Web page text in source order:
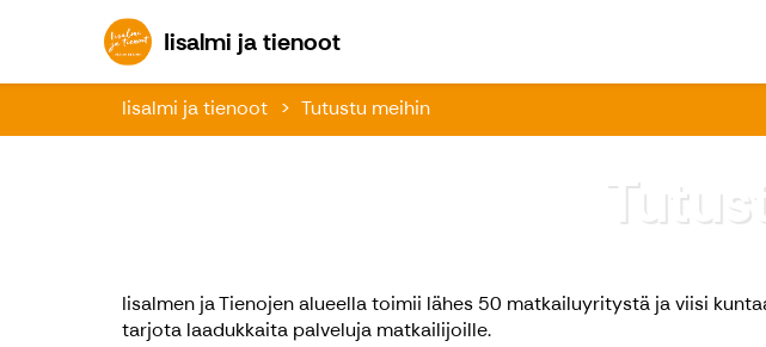
Iisalmi ja tienootIisalmi ja tienoot
Iisalmi ja tienoot Tutustu meihin
Iisalmen ja Tienojen alueella toimii lähes 50 matkailuyritystä ja viisi
tarjota laadukkaita palveluja matkailijoille.